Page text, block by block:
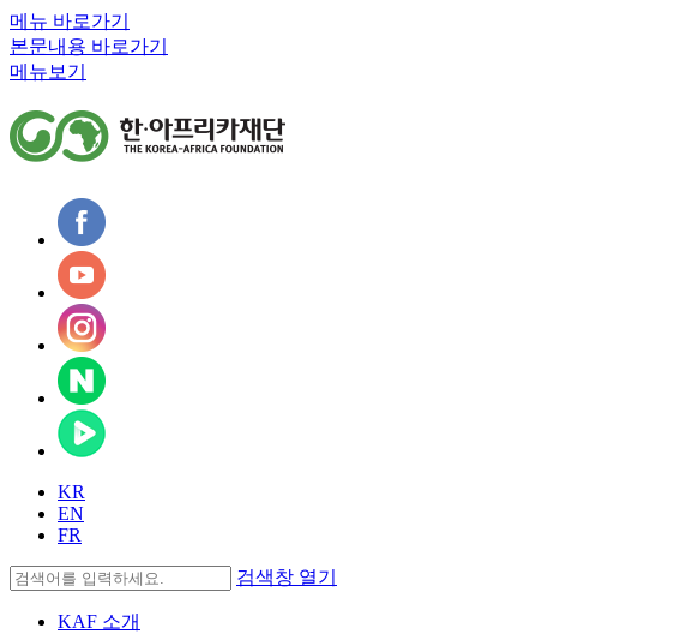
메뉴 바로가기
본문내용 바로가기
메뉴보기
KR
EN
FR
검색창 열기
KAF 소개